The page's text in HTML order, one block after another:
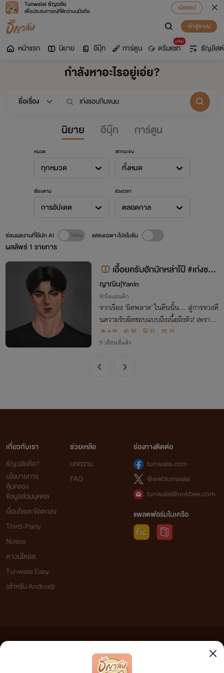
Tunwalai ธัญวลัย
เพื่อประสบการณ์ที่ดีกว่าบนมือถือ
เปิดแอป
เข้าสู่ระบบ
หน้าแรก นิยาย อีบุ๊ก การ์ตูน
มาใหม่
ดรีมแชท ธัญลิสต์
กำลังหาอะไรอยู่เอ่ย?
นิยาย อีบุ๊ก การ์ตูน
หมวด
ทุกหมวด
สถานะจบ
ทั้งหมด
เรียงตาม
การอัปเดต
ช่วงเวลา
ตลอดกาล
ผลลัพธ์1 รายการ
ซ่อนผลงานที่ใช้ปก AI แสดงเฉพาะโปรโมชัน
เอื้อยครับฮักบักหล่าไป๊ #เก่งชอบ
กินขนม
ญาณิน|Yanin
รักโรแมนติก
จากเรื่อง ‘ผิดพลาด’ ในคืนนั้น... สู่การทวงคื
นความรับผิดชอบแบบถึงเนื้อถึงตัว! เพราะเข
าคือ... ‘เสือร้ายจอมเจ้าเล่ห์’ ที่พร้อมจะ ‘ขย้ำ
เหยื่อ’
4.1K 52 21 10
9 เดือนที่แล้ว
เกี่ยวกับเรา
ธัญวลัยคือ?
นโยบายการ
คุ้มครอง
ข้อมูลส่วนบุคคล
เงื่อนไขและข้อตกลง
Third-Party
Notice
ดาวน์โหลด
Tunwalai Easy
(สำหรับ Android)
ช่วยเหลือ
บทความ
FAQ
ช่องทางติดต่อ
tunwalai.com
@webtunwalai
tunwalai@ookbee.com
แพลตฟอร์มในเครือ
เว็บไซต์แห่งนี้ไม่ได้เห็นด้วยและไม่ขอรับผิดชอบต่อข้อความใดๆ ทั้งสิ้น ดังนั้นผู้อ่านทุกท่านโปรดใช้
วิจารณญาณในการกลั่นกรองด้วยตนเอง และหากท่านพบข้อความใดๆ ที่ขัดต่อกฎหมายและศีลธรรม